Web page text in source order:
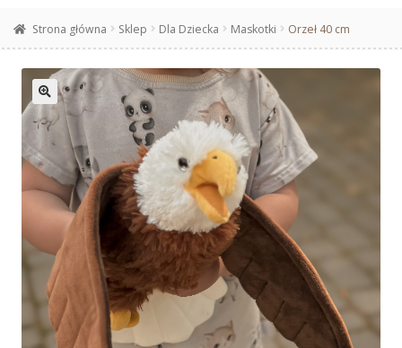
Strona główna Sklep Dla Dziecka Maskotki Orzeł 40 cm